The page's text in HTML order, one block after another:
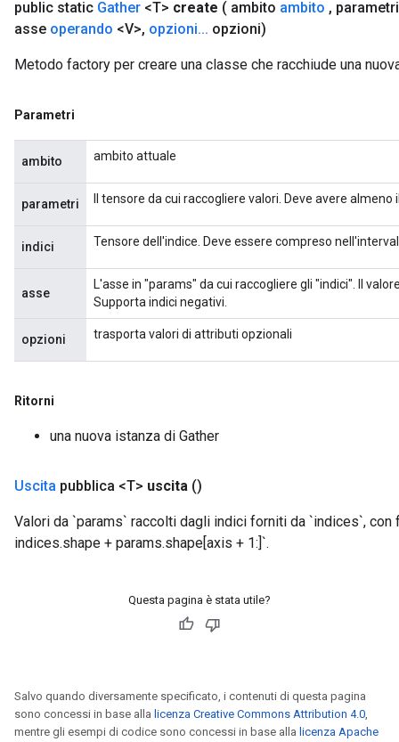
public static Gather <T> create ( ambito ambito ,
asse operando <V>, opzioni... opzioni)
Metodo factory per creare una classe che racchiude una
Parametri
ambito ambito attuale
parametri Il tensore da cui raccogliere valori. Deve avere almeno
indici Tensore dell'indice. Deve essere compreso
asse
L'asse in "params" da cui raccogliere gli "indici". Il
Supporta indici negativi.
opzioni trasporta valori di attributi opzionali
Ritorni
una nuova istanza di Gather
Uscita pubblica <T> uscita ()
Valori da `params` raccolti dagli indici forniti da `indices`, con
indices.shape + params.shape[axis + 1:]`.
Questa pagina è stata utile?
Salvo quando diversamente specificato, i contenuti di questa pagina
sono concessi in base alla licenza Creative Commons Attribution 4.0
mentre gli esempi di codice sono concessi in base alla licenza Apache